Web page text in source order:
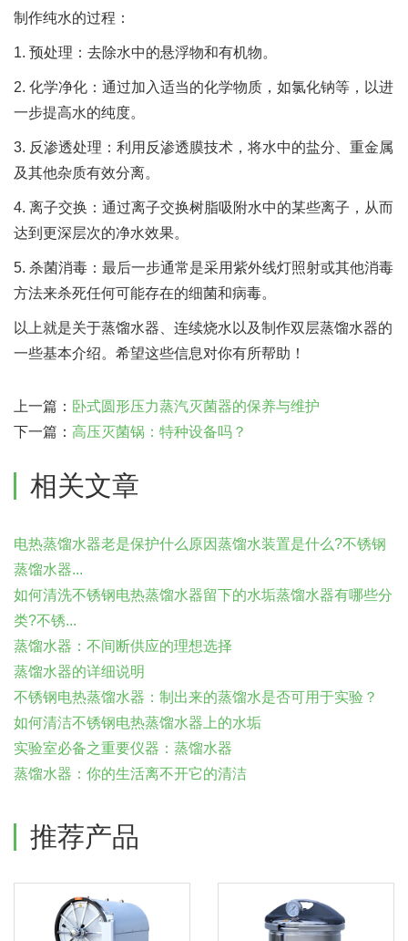
制作纯水的过程：
1. 预处理：去除水中的悬浮物和有机物。
2. 化学净化：通过加入适当的化学物质，如氯化钠等，以进
一步提高水的纯度。
3. 反渗透处理：利用反渗透膜技术，将水中的盐分、重金属
及其他杂质有效分离。
4. 离子交换：通过离子交换树脂吸附水中的某些离子，从而
达到更深层次的净水效果。
5. 杀菌消毒：最后一步通常是采用紫外线灯照射或其他消毒
方法来杀死任何可能存在的细菌和病毒。
以上就是关于蒸馏水器、连续烧水以及制作双层蒸馏水器的
一些基本介绍。希望这些信息对你有所帮助！
上一篇： 卧式圆形压力蒸汽灭菌器的保养与维护
下一篇： 高压灭菌锅：特种设备吗？
相关文章
电热蒸馏水器老是保护什么原因蒸馏水装置是什么?不锈钢
蒸馏水器...
如何清洗不锈钢电热蒸馏水器留下的水垢蒸馏水器有哪些分
类?不锈...
蒸馏水器：不间断供应的理想选择
蒸馏水器的详细说明
不锈钢电热蒸馏水器：制出来的蒸馏水是否可用于实验？
如何清洁不锈钢电热蒸馏水器上的水垢
实验室必备之重要仪器：蒸馏水器
蒸馏水器：你的生活离不开它的清洁
推荐产品